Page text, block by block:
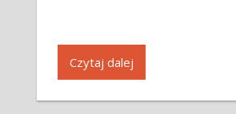
Czytaj dalej